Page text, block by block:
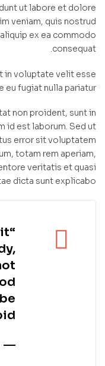
ut labore et dolore
veniam, quis nostrud
ex ea commodo
consequat.
in voluptate velit esse
eu fugiat nulla pariatur.
non proident, sunt in
id est laborum. Sed ut
error sit voluptatem
totam rem aperiam,
veritatis et quasi
dicta sunt explicabo.